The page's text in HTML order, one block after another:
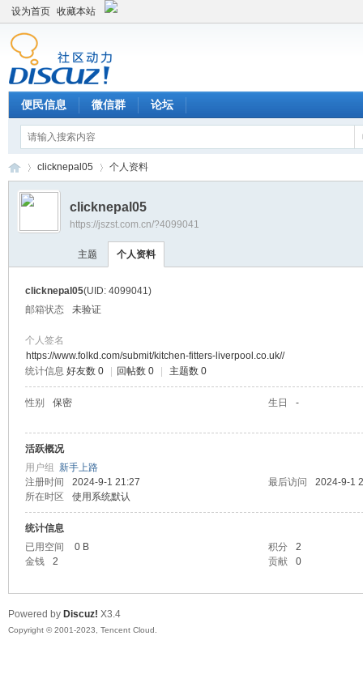
设为首页 收藏本站
便民信息 微信群 论坛
›
clicknepal05 个人资料
clicknepal05
https://jszst.com.cn/?4099041
主题 个人资料
clicknepal05(UID: 4099041)
邮箱状态
未验证
个人签名
https://www.folkd.com/submit/kitchen-fitters-liverpool.co.uk//
统计信息 好友数 0 回帖数 0 主题数 0
性别 保密 生日 -
活跃概况
用户组 新手上路
注册时间
2024-9-1 21:27 最后访问
2024-9-1
所在时区
使用系统默认
统计信息
已用空间
0 B 积分
2
金钱
2 贡献 0
Powered by Discuz! X3.4
Copyright © 2001-2023, Tencent Cloud.